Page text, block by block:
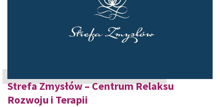
Strefa Zmysłów – Centrum Relaksu
Rozwoju i Terapii